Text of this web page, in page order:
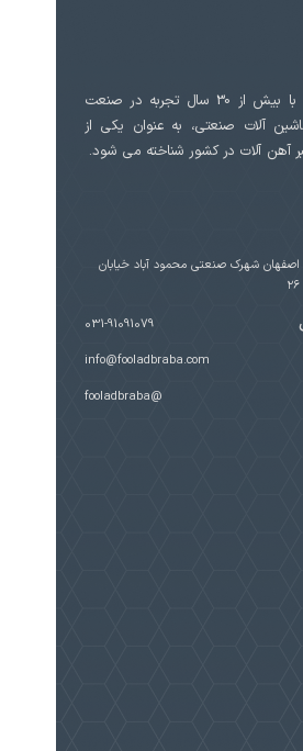
بازرگانی فولاد برابا با بیش از 30 سال تجربه در صنعت
آلات صنعتی، به عنوان یکی از
آهن آلات در کشور شناخته می شود.
اصفهان شهرک صنعتی محمود آباد خیابان
۲۶
031-91091079
info@fooladbraba.com
@fooladbraba